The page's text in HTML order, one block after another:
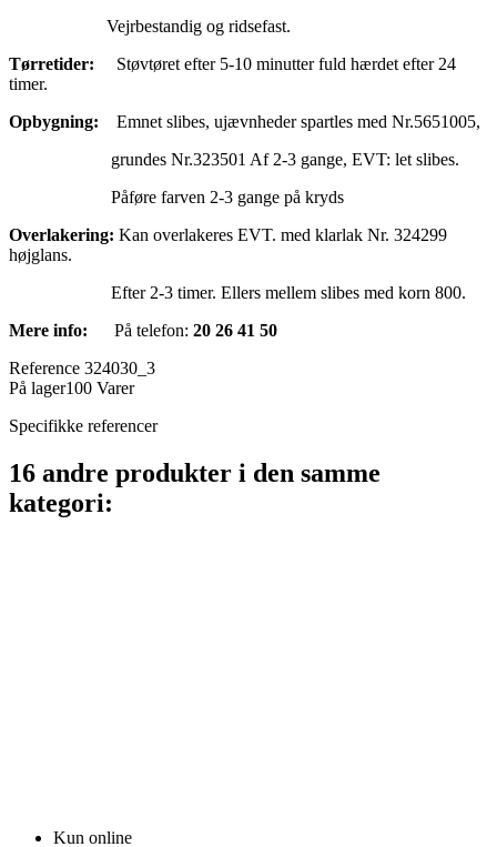
Vejrbestandig og ridsefast.
Tørretider: Støvtøret efter 5-10 minutter fuld hærdet efter 24
timer.
Opbygning: Emnet slibes, ujævnheder spartles med Nr.5651005,
grundes Nr.323501 Af 2-3 gange, EVT: let slibes.
Påføre farven 2-3 gange på kryds
Overlakering: Kan overlakeres EVT. med klarlak Nr. 324299
højglans.
Efter 2-3 timer. Ellers mellem slibes med korn 800.
Mere info: På telefon: 20 26 41 50
Reference 324030_3
På lager100 Varer
Specifikke referencer
16 andre produkter i den samme
kategori:
Kun online